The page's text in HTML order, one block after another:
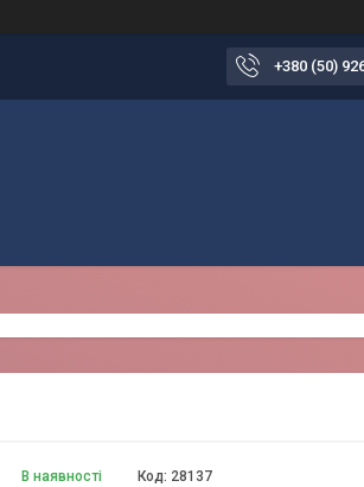
+380 (50)
В наявності Код: 28137